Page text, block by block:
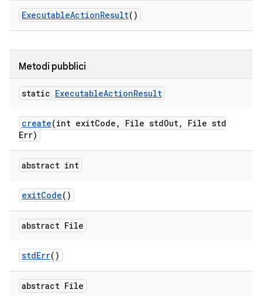
ExecutableActionResult()
Metodi pubblici
static ExecutableActionResult
create(int exitCode , File stdOut,
File std
Err)
abstract int
exitCode()
abstract File
stdErr()
abstract File